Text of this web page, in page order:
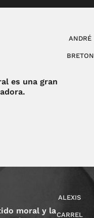
es una gran
ANDRÉ
BRETON
moral y la
ALEXIS
CARREL